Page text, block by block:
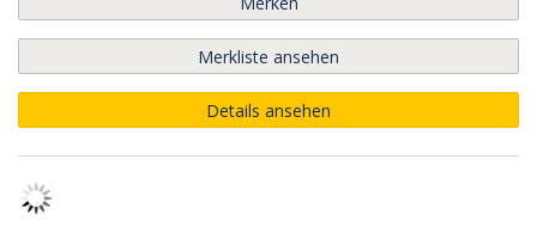
Merkliste ansehen
Details ansehen